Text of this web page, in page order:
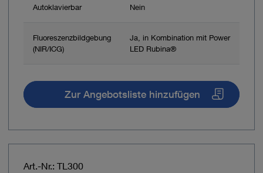
Autoklavierbar Nein
Fluoreszenzbildgebung
(NIR/ICG)
Ja, in Kombination mit Power
LED Rubina®
Zur Angebotsliste hinzufügen
Art.-Nr.: TL300